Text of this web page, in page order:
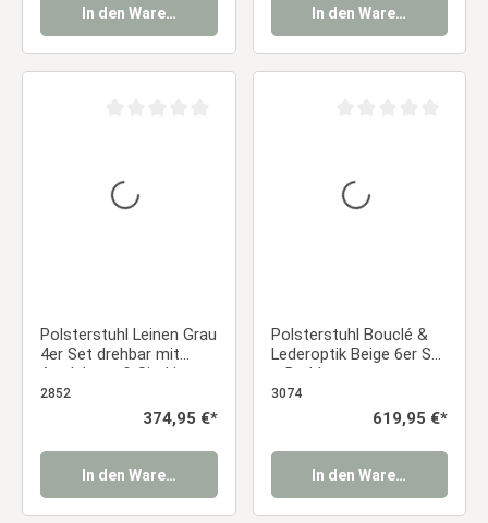
In den Warenkorb In den Warenkorb
Polsterstuhl Leinen Grau
4er Set drehbar mit
Armlehnen & Sitzkissen
– Bequeme
Esszimmerstühle im
modernen Landhausstil
Essstuhl
2852
Regulärer Preis:
374,95 €*
In den Warenkorb
Polsterstuhl Bouclé &
Lederoptik Beige 6er Set
– Drehbare
Esszimmerstühle mit
Armlehnen im modernen
Lounge-Stil Essstuhl
3074
Regulärer Preis:
619,95 €*
In den Warenkorb